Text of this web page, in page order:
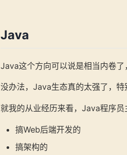
Java
Java这个方向可以说是相当内卷了
没办法，Java生态真的太强了，特
就我的从业经历来看，Java程序员
搞Web后端开发的
搞架构的